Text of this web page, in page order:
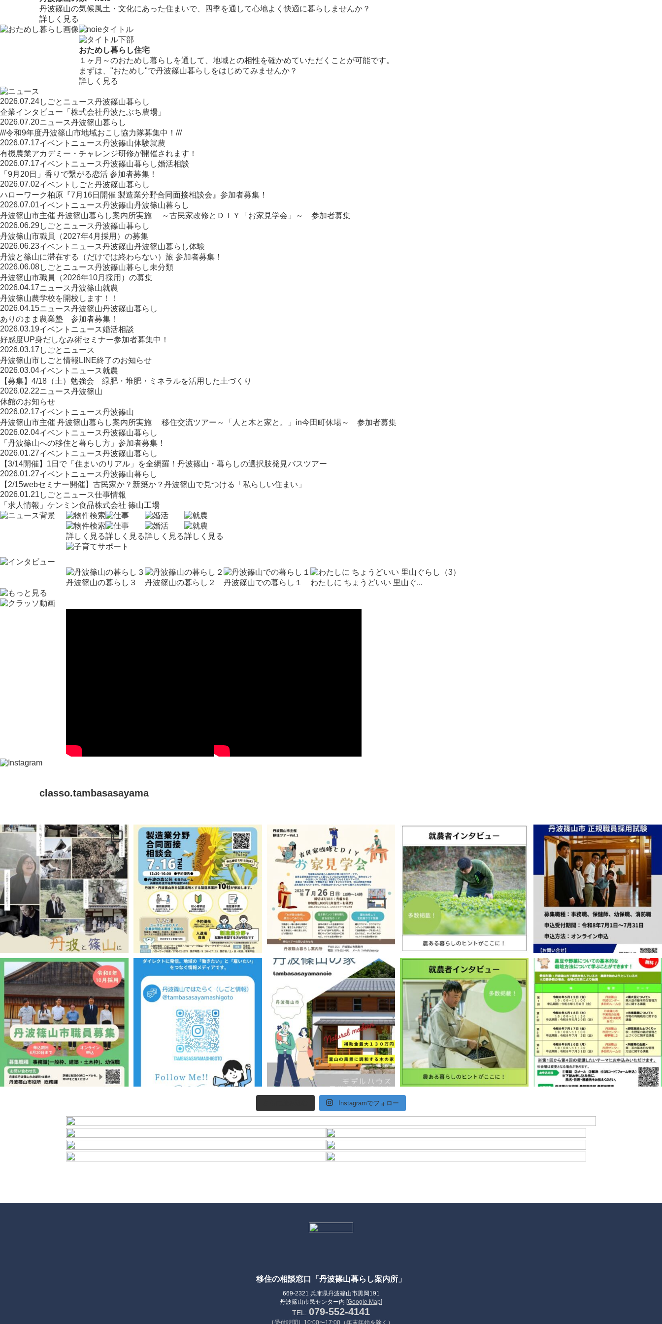
丹波篠山の気候風土・文化にあった住まいで、四季を通して心地よく快適に暮らしませんか？
詳しく見る
おためし暮らし住宅
１ヶ月～のおためし暮らしを通して、地域との相性を確かめていただくことが可能です。
まずは、"おためし"で丹波篠山暮らしをはじめてみませんか？
詳しく見る
2026.07.24しごと ニュース丹波篠山暮らし
企業インタビュー「株式会社丹波たぶち農場」
2026.07.20ニュース丹波篠山暮らし
///令和9年度丹波篠山市地域おこし協力隊募集中！///
2026.07.17イベント ニュース丹波篠山体験就農
有機農業アカデミー・チャレンジ研修が開催されます！
2026.07.17イベント ニュース丹波篠山暮らし婚活相談
「9月20日」香りで繋がる恋活 参加者募集！
2026.07.02イベント しごと丹波篠山暮らし
ハローワーク柏原『7月16日開催 製造業分野合同面接相談会』参加者募集！
2026.07.01イベント ニュース丹波篠山丹波篠山暮らし
丹波篠山市主催 丹波篠山暮らし案内所実施 ～古民家改修とＤＩＹ「お家見学会」～ 参加者募集
2026.06.29しごと ニュース丹波篠山暮らし
丹波篠山市職員（2027年4月採用）の募集
2026.06.23イベント ニュース丹波篠山丹波篠山暮らし体験
丹波と篠山に滞在する（だけでは終わらない）旅 参加者募集！
2026.06.08しごと ニュース丹波篠山暮らし未分類
丹波篠山市職員（2026年10月採用）の募集
2026.04.17ニュース丹波篠山就農
丹波篠山農学校を開校します！！
2026.04.15ニュース丹波篠山丹波篠山暮らし
ありのまま農業塾 参加者募集！
2026.03.19イベント ニュース婚活相談
好感度UP身だしなみ術セミナー参加者募集中！
2026.03.17 しごと ニュース
丹波篠山市しごと情報LINE終了のお知らせ
2026.03.04イベント ニュース就農
【募集】4/18（土）勉強会 緑肥・堆肥・ミネラルを活用した土づくり
2026.02.22ニュース丹波篠山
休館のお知らせ
2026.02.17イベント ニュース丹波篠山
丹波篠山市主催 丹波篠山暮らし案内所実施 移住交流ツアー～「人と木と家と。」in今田町休場～ 参加者募集
2026.02.04イベント ニュース丹波篠山暮らし
「丹波篠山への移住と暮らし方」参加者募集！
2026.01.27イベント ニュース丹波篠山暮らし
【3/14開催】1日で「住まいのリアル」を全網羅！丹波篠山・暮らしの選択肢発見バスツアー
2026.01.27イベント ニュース丹波篠山暮らし
【2/15webセミナー開催】古民家か？新築か？丹波篠山で見つける「私らしい住まい」
2026.01.21 しごと ニュース仕事情報
「求人情報」ケンミン食品株式会社 篠山工場
詳しく見る詳しく見る詳しく見る詳しく見る
丹波篠山の暮らし３ 丹波篠山の暮らし２ 丹波篠山での暮らし１ わたしに ちょうどいい 里山ぐ...
classo.tambasasayama
Instagramでフォロー
移住の相談窓口「丹波篠山暮らし案内所」
669-2321 兵庫県丹波篠山市黒岡191
丹波篠山市民センター内 [Google Map]
TEL: 079-552-4141
［受付時間］10:00〜17:00（年末年始を除く）